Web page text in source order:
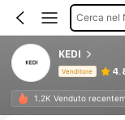
Cerca nel
KEDI
Venditore
1.2K Venduto